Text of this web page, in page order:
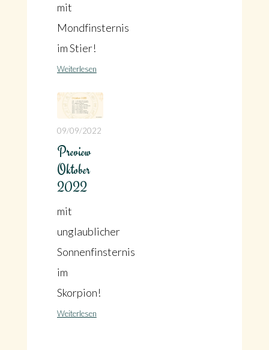
mit
Mondfinsternis
im Stier!
Weiterlesen
09/09/2022
Preview
Oktober
2022
mit
unglaublicher
Sonnenfinsternis
im
Skorpion!
Weiterlesen